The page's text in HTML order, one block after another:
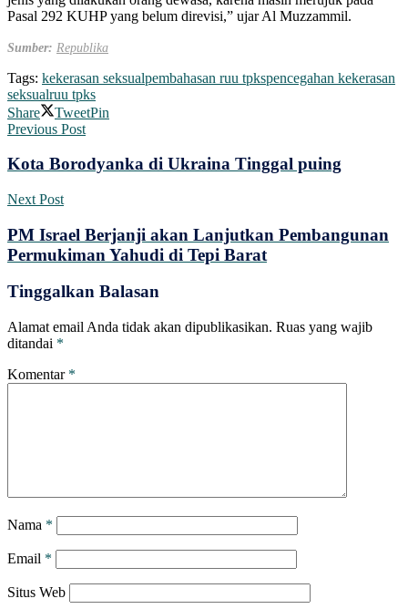
Pasal 292 KUHP yang belum direvisi,” ujar Al Muzzammil.
Sumber: Republika
Tags: kekerasan seksualpembahasan ruu tpkspencegahan kekerasan
seksualruu tpks
Share
TweetPin
Previous Post
Kota Borodyanka di Ukraina Tinggal puing
Next Post
PM Israel Berjanji akan Lanjutkan Pembangunan
Permukiman Yahudi di Tepi Barat
Tinggalkan Balasan
Alamat email Anda tidak akan dipublikasikan. Ruas yang wajib
ditandai *
Komentar *
Nama *
Email *
Situs Web